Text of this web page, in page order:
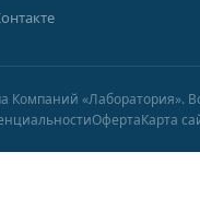
Компаний «Лаборатория».
ОфертаКарта